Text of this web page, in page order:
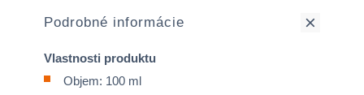
Podrobné informácie
Vlastnosti produktu
Objem: 100 ml